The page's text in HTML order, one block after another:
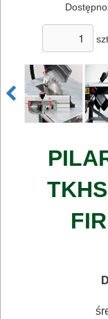
SIECIOWE
OSPRZĘT
AKCESORIA
szt.